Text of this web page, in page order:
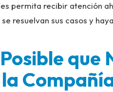
permita recibir atención
resuelvan sus casos y
que